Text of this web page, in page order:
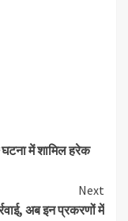
में शामिल हरेक
Next
अब इन प्रकरणों में